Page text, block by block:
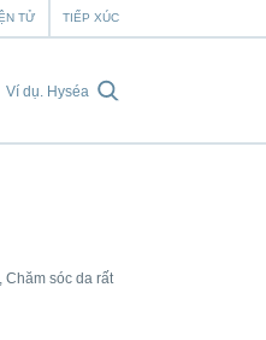
TỬ TIẾP XÚC
Chăm sóc da rất